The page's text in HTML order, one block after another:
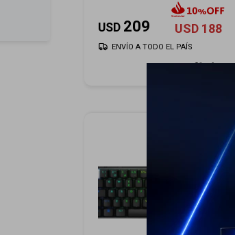
USD 209 USD 188
ENVÍO A TODO EL PAÍS